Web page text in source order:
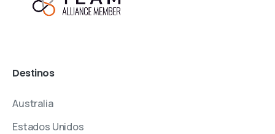
Destinos
Australia
Estados Unidos